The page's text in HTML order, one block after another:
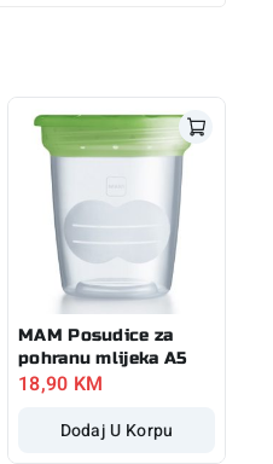
MAM Posudice za
pohranu mlijeka A5
18,90 KM
Dodaj U Korpu